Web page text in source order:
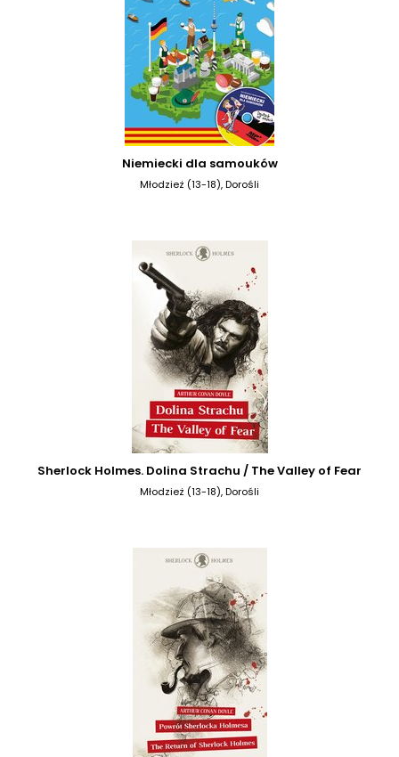
Niemiecki dla samouków
Młodzież (13-18), Dorośli
Sherlock Holmes. Dolina Strachu / The Valley of Fear
Młodzież (13-18), Dorośli